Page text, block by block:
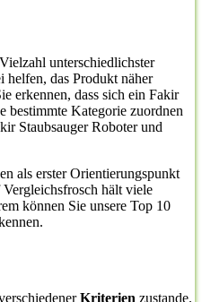
unterschiedlichster
helfen, das Produkt näher
erkennen, dass sich ein Fakir
bestimmte Kategorie zuordnen
Staubsauger Roboter und
als erster Orientierungspunkt
Vergleichsfrosch hält viele
können Sie unsere Top 10
Kriterien zustande.